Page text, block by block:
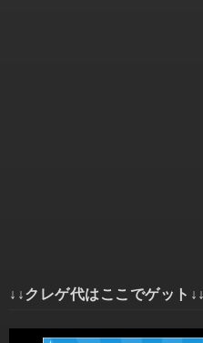
↓↓クレゲ代はここでゲット↓↓